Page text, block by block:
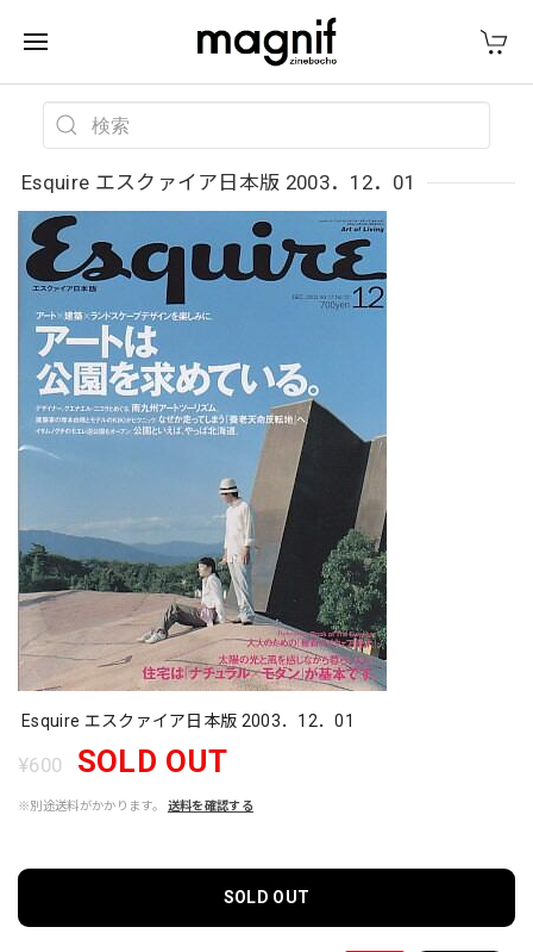
Esquire エスクァイア日本版 2003．12．01
Esquire エスクァイア日本版 2003．12．01
¥600 SOLD OUT
※別途送料がかかります。 送料を確認する
SOLD OUT